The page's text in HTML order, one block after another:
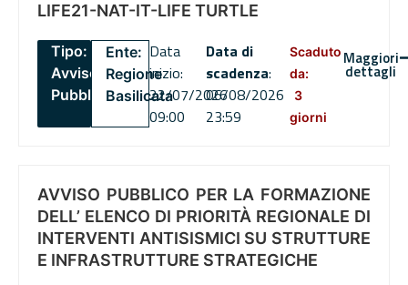
LIFE21-NAT-IT-LIFE TURTLE
Tipo:
Avviso
Pubblico
Ente:
Regione
Basilicata
Data
inizio:
22/07/2026
09:00
Data di
scadenza:
06/08/2026
23:59
Scaduto
da:
3
giorni
Maggiori
dettagli
AVVISO PUBBLICO PER LA FORMAZIONE
DELL’ ELENCO DI PRIORITÀ REGIONALE DI
INTERVENTI ANTISISMICI SU STRUTTURE
E INFRASTRUTTURE STRATEGICHE